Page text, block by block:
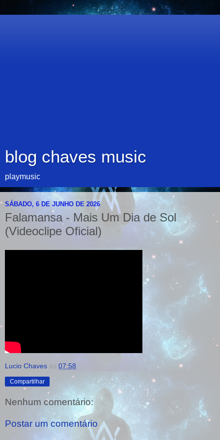
blog chaves music
playmusic
SÁBADO, 6 DE JUNHO DE 2026
Falamansa - Mais Um Dia de Sol
(Videoclipe Oficial)
Lucio Chaves às 07:58
Compartilhar
Nenhum comentário:
Postar um comentário